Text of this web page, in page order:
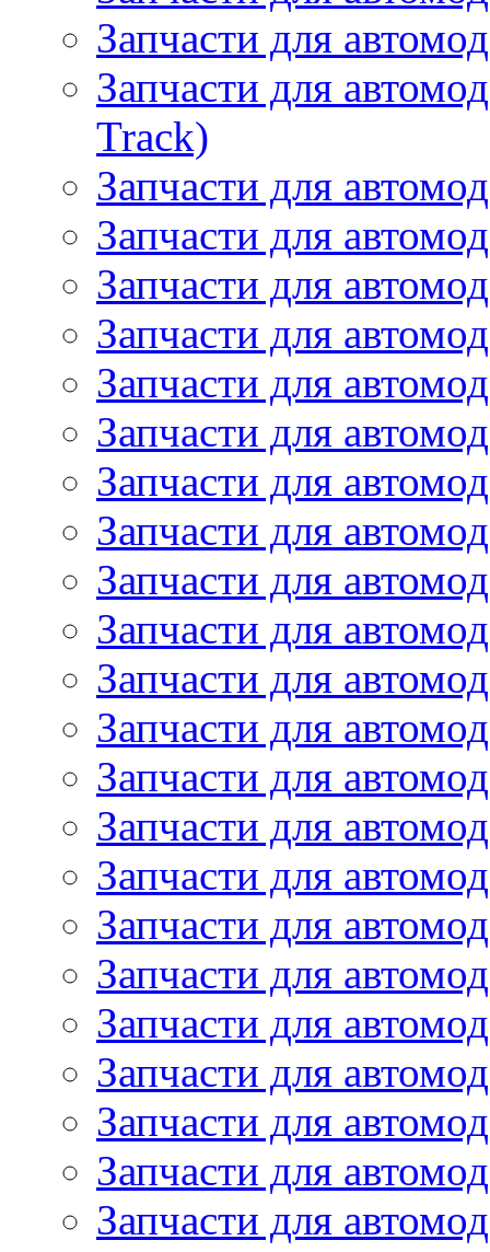
Запчасти для
Запчасти для
Track)
Запчасти для
Запчасти для
Запчасти для
Запчасти для
Запчасти для
Запчасти для
Запчасти для
Запчасти для
Запчасти для
Запчасти для
Запчасти для
Запчасти для
Запчасти для
Запчасти для
Запчасти для
Запчасти для
Запчасти для
Запчасти для
Запчасти для
Запчасти для
Запчасти для
Запчасти для